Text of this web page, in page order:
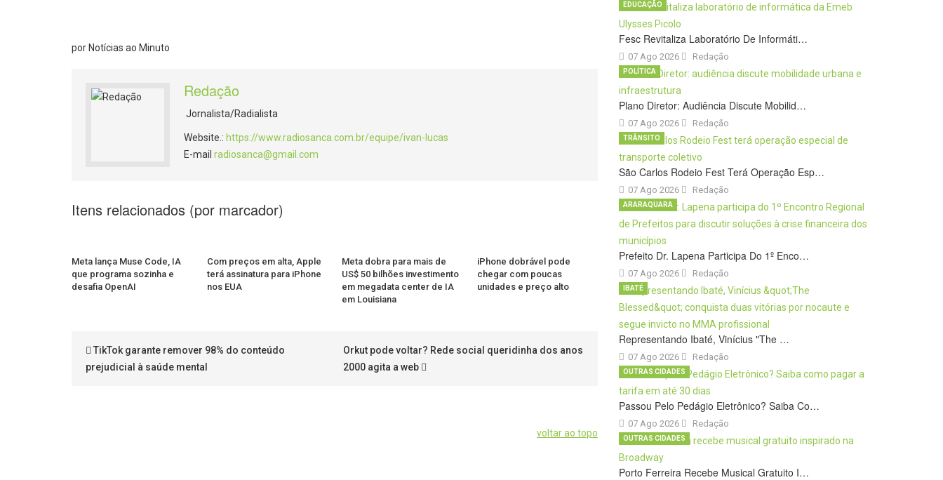
por Notícias ao Minuto
Redação
Jornalista/Radialista
Website.: https://www.radiosanca.com.br/equipe/ivan-lucas
E-mail radiosanca@gmail.com
Itens relacionados (por marcador)
Meta lança Muse Code, IA
que programa sozinha e
desafia OpenAI
Com preços em alta, Apple
terá assinatura para iPhone
nos EUA
Meta dobra para mais de
US$ 50 bilhões investimento
em megadata center de IA
em Louisiana
iPhone dobrável pode
chegar com poucas
unidades e preço alto
TikTok garante remover 98% do conteúdo
prejudicial à saúde mental
Orkut pode voltar? Rede social queridinha dos anos
2000 agita a web
voltar ao topo
Fesc Revitaliza Laboratório De Informáti…
07 Ago 2026
EDUCAÇÃO
Redação
Plano Diretor: Audiência Discute Mobilid…
07 Ago 2026
POLÍTICA
Redação
São Carlos Rodeio Fest Terá Operação Esp…
07 Ago 2026
TRÂNSITO
Redação
Prefeito Dr. Lapena Participa Do 1º Enco…
07 Ago 2026
ARARAQUARA
Redação
Representando Ibaté, Vinícius "The …
07 Ago 2026
IBATÉ
Redação
Passou Pelo Pedágio Eletrônico? Saiba Co…
07 Ago 2026
OUTRAS CIDADES
Redação
Porto Ferreira Recebe Musical Gratuito I…
OUTRAS CIDADES